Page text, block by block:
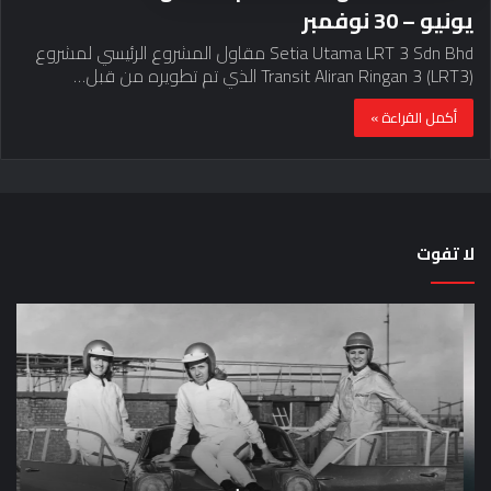
يونيو – 30 نوفمبر
Setia Utama LRT 3 Sdn Bhd مقاول المشروع الرئيسي لمشروع
Transit Aliran Ringan 3 (LRT3) الذي تم تطويره من قبل…
أكمل القراءة »
لا تفوت
لماذا
من
المشاركة
في
لومان